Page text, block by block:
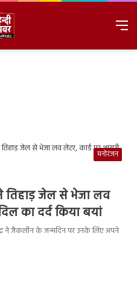
मनोरंजन
तिहाड़ जेल से भेजा लव
का दर्द किया बयां
ने जैकलीन के जन्मदिन पर उनके लिए अपने